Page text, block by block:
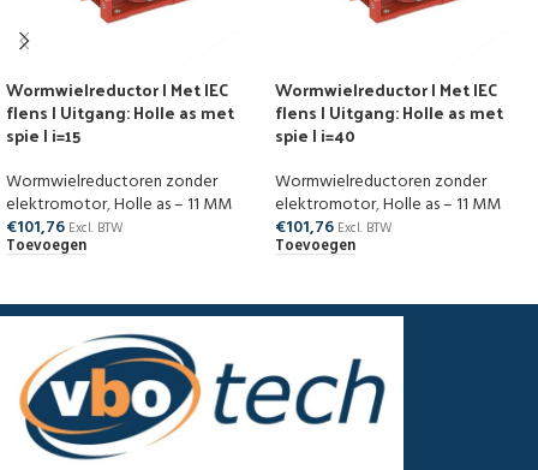
Wormwielreductor | Met IEC
flens | Uitgang: Holle as met
spie | i=15
Wormwielreductoren zonder
elektromotor,Holle as – 11 MM
€101,76 Excl. BTW
Toevoegen
Wormwielreductor | Met IEC
flens | Uitgang: Holle as met
spie | i=40
Wormwielreductoren zonder
elektromotor,Holle as – 11 MM
€101,76 Excl. BTW
Toevoegen